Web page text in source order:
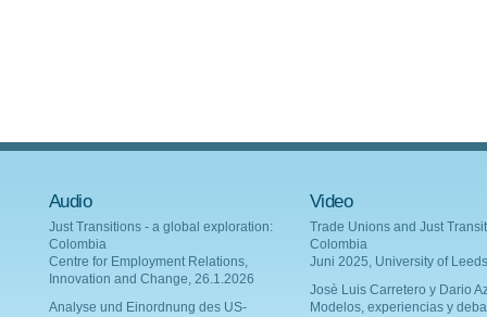
Audio
Just Transitions - a global exploration:
Colombia
Centre for Employment Relations,
Innovation and Change, 26.1.2026
Analyse und Einordnung des US-
Video
Trade Unions and Just
Colombia
Juni 2025, University of Leeds
Josè Luis Carretero y Dario
Modelos, experiencias y